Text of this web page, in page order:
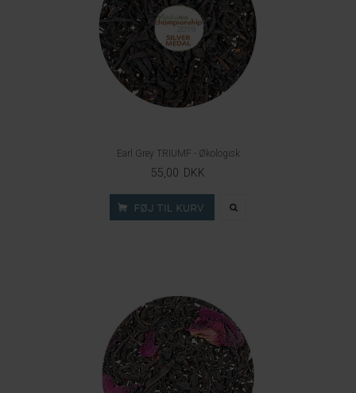
Earl Grey TRIUMF - Økologisk
55,00 DKK